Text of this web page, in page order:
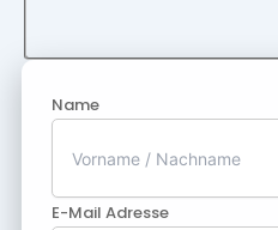
Name
E-Mail Adresse